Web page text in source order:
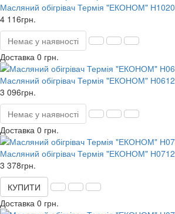
Масляний обігрівач Термія "ЕКОНОМ" Н1020
4 116грн.
Немає у наявності
Доставка 0 грн.
Масляний обігрівач Термія "ЕКОНОМ" Н0612
3 096грн.
Немає у наявності
Доставка 0 грн.
Масляний обігрівач Термія "ЕКОНОМ" Н0712
3 378грн.
КУПИТИ
Доставка 0 грн.